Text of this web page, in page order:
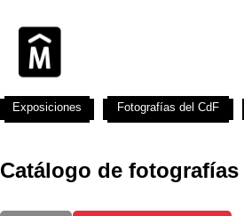
Catálogo de fotografías
Exposiciones Fotografías del CdF